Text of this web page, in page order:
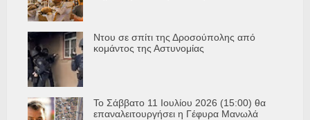
Ντου σε σπίτι της Δροσούπολης από
κομάντος της Αστυνομίας
Το Σάββατο 11 Ιουλίου 2026 (15:00) θα
επαναλειτουργήσει η Γέφυρα Μανωλά